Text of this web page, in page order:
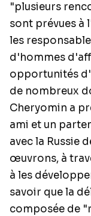
"plusieurs
sont prévues à
les
d'hommes
opportunités
de nombreux
Cheryomin a
ami et un
avec la Russie
œuvrons, à
à les
savoir que la
composée de